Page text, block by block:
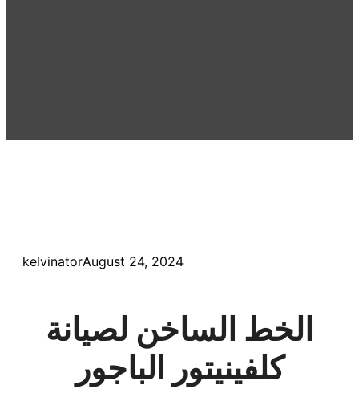
kelvinatorAugust 24, 2024
الخط الساخن لصيانة
كلفينيتور الباجور